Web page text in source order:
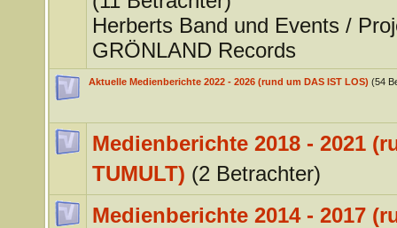
Herberts Band und Events /
GRÖNLAND Records
Aktuelle Medienberichte 2022 - 2026 (rund um DAS IST LOS) (54
Medienberichte 2018 - 2021
TUMULT) (2 Betrachter)
Medienberichte 2014 - 2017